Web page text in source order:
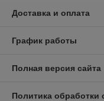
Доставка и оплата
График работы
Полная версия сайта
Политика обработки